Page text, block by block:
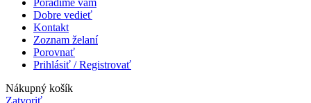
Poradíme vám
Dobre vedieť
Kontakt
Zoznam želaní
Porovnať
Prihlásiť / Registrovať
Nákupný košík